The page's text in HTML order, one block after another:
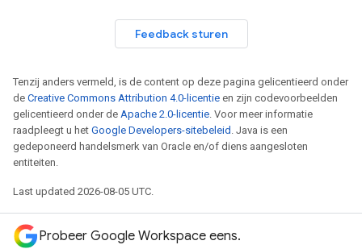
Feedback sturen
Tenzij anders vermeld, is de content op deze pagina gelicentieerd onder
de Creative Commons Attribution 4.0-licentie en zijn codevoorbeelden
gelicentieerd onder de Apache 2.0-licentie . Voor meer informatie
raadpleegt u het Google Developers-sitebeleid . Java is een
gedeponeerd handelsmerk van Oracle en/of diens aangesloten
entiteiten.
Last updated 2026-08-05 UTC.
Probeer Google Workspace eens.